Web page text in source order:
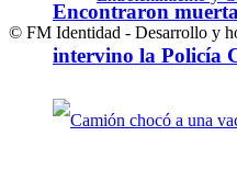
Encontraron
intervino la Policía
© FM Identidad - Desarrollo y